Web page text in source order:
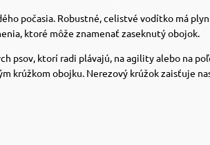
počasia. Robustné, celistvé vodítko má
ktoré môže znamenať zaseknutý obojok.
psov, ktorí radi plávajú, na agility alebo na
obojku. Nerezový krúžok zaisťuje